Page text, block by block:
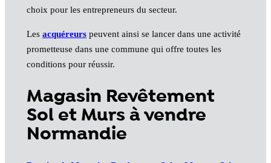
choix pour les entrepreneurs du secteur.
Les acquéreurspeuvent ainsi se lancer dans une activité
prometteuse dans une commune qui offre toutes les
conditions pour réussir.
Magasin Revêtement
Sol et Murs à vendre
Normandie